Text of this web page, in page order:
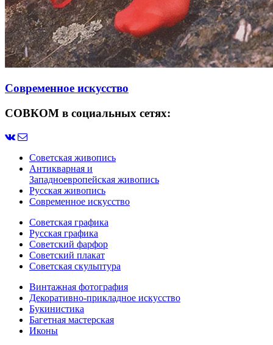
Современное искусство
СОВКОМ в социальных сетях:
Советская живопись
Антикварная и
Западноевропейская живопись
Русская живопись
Современное искусство
Советская графика
Русская графика
Советский фарфор
Советский плакат
Советская скульптура
Винтажная фотография
Декоративно-прикладное искусство
Букинистика
Багетная мастерская
Иконы